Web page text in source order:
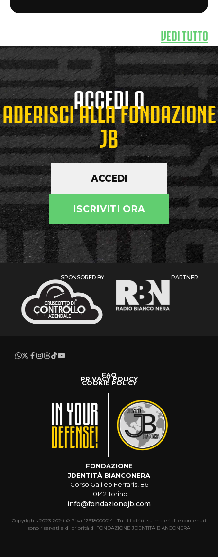
VEDI TUTTO
ACCEDI O
ADERISCI ALLA FONDAZIONE
JB
ACCEDI
ISCRIVITI ORA
SPONSORED BY PARTNER
FAQ
PRIVACY POLICY
COOKIE POLICY
FONDAZIONE
JDENTITÀ BIANCONERA
Corso Galileo Ferraris, 86
10142 Torino
info@fondazionejb.com
Copyrights 2023-2024 © P.iva 12918000014 | Tutti i diritti su materiali e contenuti
sono riservati e di priorità di FONDAZIONE JDENTITÀ BIANCONERA